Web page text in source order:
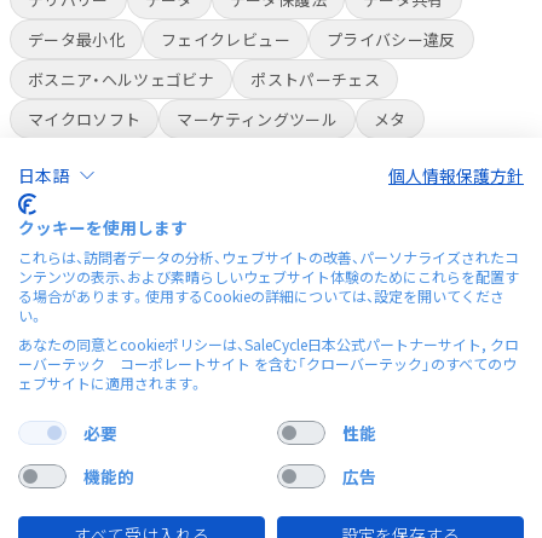
データ最小化
フェイクレビュー
プライバシー違反
ボスニア・ヘルツェゴビナ
ポストパーチェス
マイクロソフト
マーケティングツール
メタ
人種差別
多言語チャットボット
有料会員
独自チップ 米国プライバシー法
航空貨物
誤情報
食料品デリバリー
日本語 個人情報保護方針
クッキーを使用します
これらは、訪問者データの分析、ウェブサイトの改善、パーソナライズされたコ
ンテンツの表示、および素晴らしいウェブサイト体験のためにこれらを配置す
る場合があります。使用するCookieの詳細については、設定を開いてくださ
い。
あなたの同意とcookieポリシーは、SaleCycle日本公式パートナーサイト, クロ
ーバーテック コーポレートサイト を含む「クローバーテック」のすべてのウ
ェブサイトに適用されます。
必要
性能
機能的
広告